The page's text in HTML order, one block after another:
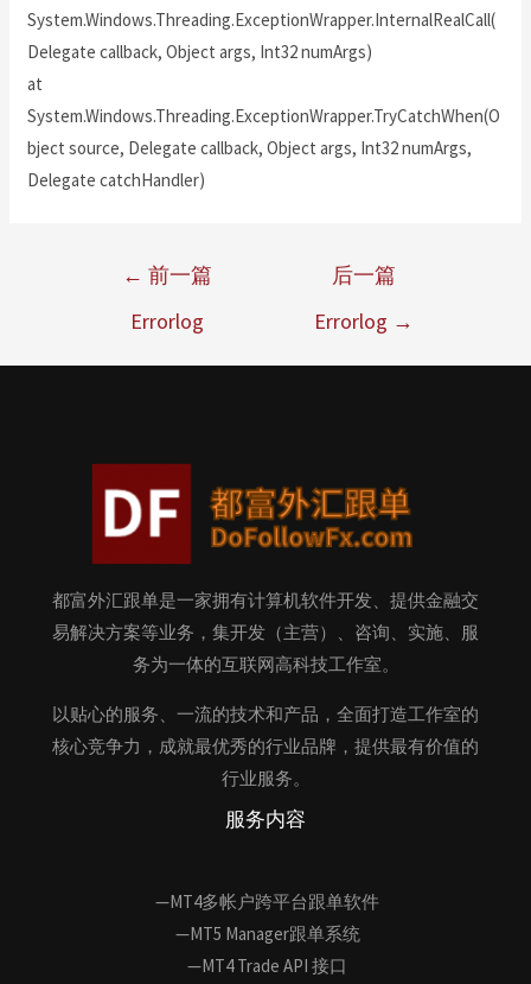
System.Windows.Threading.ExceptionWrapper.InternalRealCall(
Delegate callback, Object args, Int32 numArgs)
at
System.Windows.Threading.ExceptionWrapper.TryCatchWhen(O
bject source, Delegate callback, Object args, Int32 numArgs,
Delegate catchHandler)
← 前一篇
Errorlog
后一篇
Errorlog →
都富外汇跟单是一家拥有计算机软件开发、提供金融交
易解决方案等业务，集开发（主营）、咨询、实施、服
务为一体的互联网高科技工作室。
以贴心的服务、一流的技术和产品，全面打造工作室的
核心竞争力，成就最优秀的行业品牌，提供最有价值的
行业服务。
服务内容
—MT4多帐户跨平台跟单软件
—MT5 Manager跟单系统
—MT4 Trade API 接口